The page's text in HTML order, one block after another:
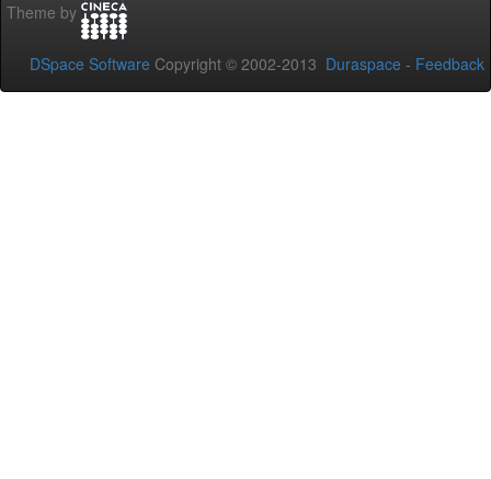
Theme by
DSpace Software Copyright © 2002-2013 Duraspace - Feedback